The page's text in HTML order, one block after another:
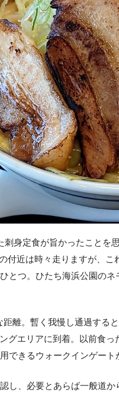
刺身定食が旨かったことを
付近は時々走りますが、
とつ。ひたち海浜公園の
離。暫く我慢し通過する
グエリアに到着。以前食っ
できるウォークインゲー
し、必要とあらば一般道